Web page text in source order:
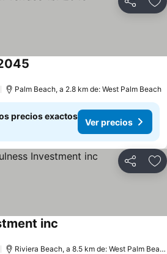
Compartir
Palm Beach, a 2.8 km de: West Palm Beach
precios exactos
Ver precios
Compartir
inc
Riviera Beach, a 8.5 km de: West Palm Beach